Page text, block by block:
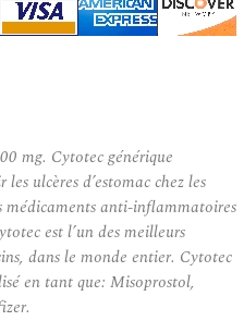
mg. Cytotec générique
ulcères d’estomac chez les
médicaments anti-inflammatoires
est l’un des meilleurs
dans le monde entier. Cytotec
en tant que: Misoprostol,